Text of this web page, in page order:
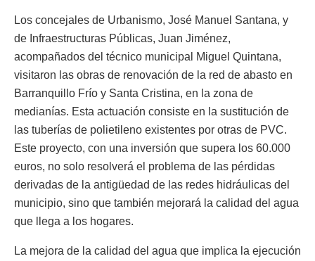
Los concejales de Urbanismo, José Manuel Santana, y
de Infraestructuras Públicas, Juan Jiménez,
acompañados del técnico municipal Miguel Quintana,
visitaron las obras de renovación de la red de abasto en
Barranquillo Frío y Santa Cristina, en la zona de
medianías. Esta actuación consiste en la sustitución de
las tuberías de polietileno existentes por otras de PVC.
Este proyecto, con una inversión que supera los 60.000
euros, no solo resolverá el problema de las pérdidas
derivadas de la antigüedad de las redes hidráulicas del
municipio, sino que también mejorará la calidad del agua
que llega a los hogares.
La mejora de la calidad del agua que implica la ejecución